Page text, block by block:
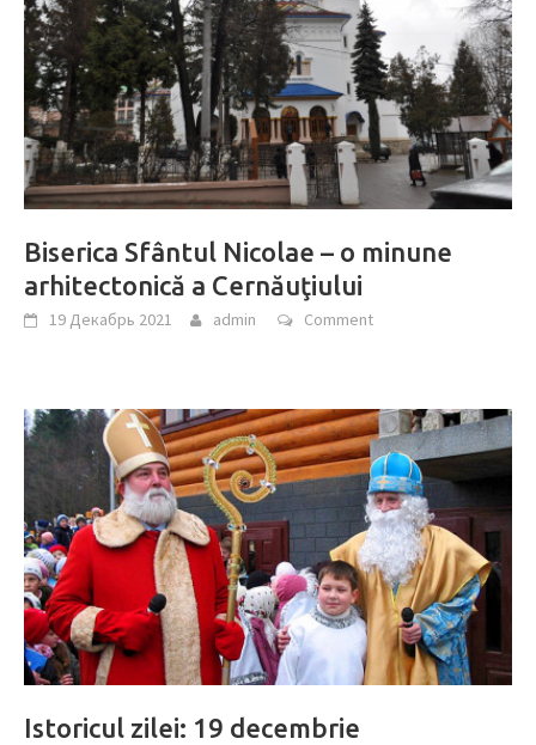
Biserica Sfântul Nicolae – o minune
arhitectonică a Cernăuţiului
19 Декабрь 2021 admin Comment
Istoricul zilei: 19 decembrie